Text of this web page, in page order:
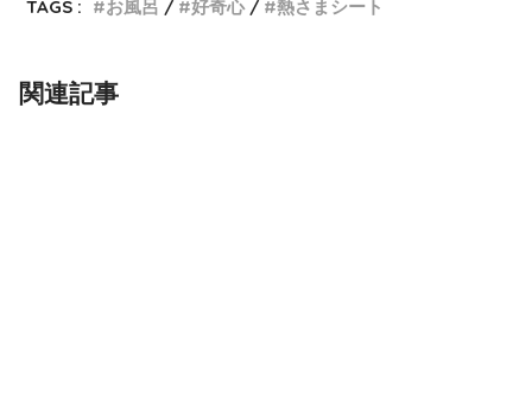
TAGS :
お風呂 好奇心 熱さまシート
関連記事